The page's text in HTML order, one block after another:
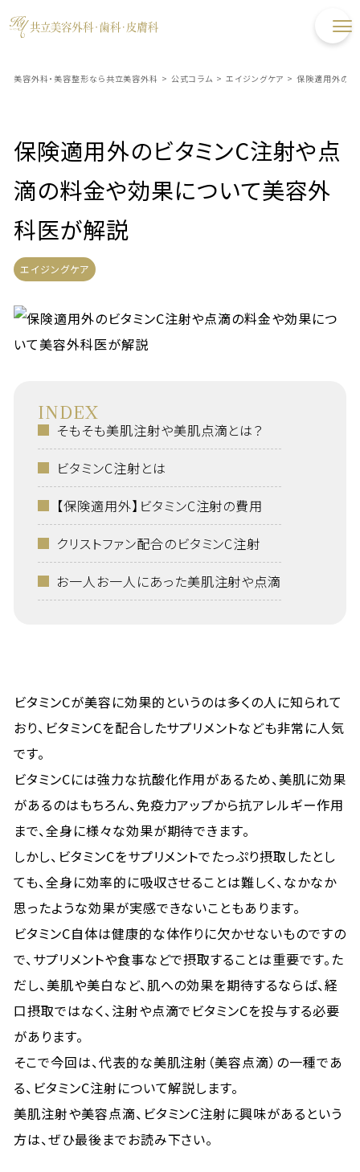
美容外科・美容整形なら共立美容外科 > 公式コラム > エイジングケア > 保険適用外のビ
保険適用外のビタミンC注射や点
滴の料金や効果について美容外
科医が解説
エイジングケア
INDEX
そもそも美肌注射や美肌点滴とは？
ビタミンC注射とは
【保険適用外】ビタミンC注射の費用
クリストファン配合のビタミンC注射
お一人お一人にあった美肌注射や点滴
ビタミンCが美容に効果的というのは多くの人に知られて
おり、ビタミンCを配合したサプリメントなども非常に人気
です。
ビタミンCには強力な抗酸化作用があるため、美肌に効果
があるのはもちろん、免疫力アップから抗アレルギー作用
まで、全身に様々な効果が期待できます。
しかし、ビタミンCをサプリメントでたっぷり摂取したとし
ても、全身に効率的に吸収させることは難しく、なかなか
思ったような効果が実感できないこともあります。
ビタミンC自体は健康的な体作りに欠かせないものですの
で、サプリメントや食事などで摂取することは重要です。た
だし、美肌や美白など、肌への効果を期待するならば、経
口摂取ではなく、注射や点滴でビタミンCを投与する必要
があります。
そこで今回は、代表的な美肌注射（美容点滴）の一種であ
る、ビタミンC注射について解説します。
美肌注射や美容点滴、ビタミンC注射に興味があるという
方は、ぜひ最後までお読み下さい。